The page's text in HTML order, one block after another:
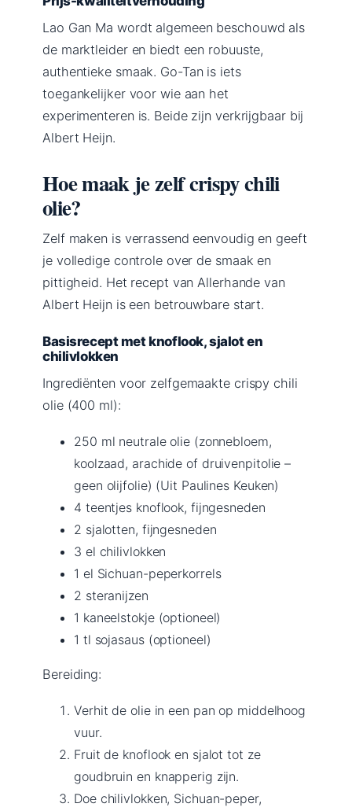
Lao Gan Ma wordt algemeen beschouwd als
de marktleider en biedt een robuuste,
authentieke smaak. Go-Tan is iets
toegankelijker voor wie aan het
experimenteren is. Beide zijn verkrijgbaar bij
Albert Heijn.
Hoe maak je zelf crispy chili
olie?
Zelf maken is verrassend eenvoudig en geeft
je volledige controle over de smaak en
pittigheid. Het recept van Allerhande van
Albert Heijn is een betrouwbare start.
Basisrecept met knoflook, sjalot en
chilivlokken
Ingrediënten voor zelfgemaakte crispy chili
olie (400 ml):
250 ml neutrale olie (zonnebloem,
koolzaad, arachide of druivenpitolie –
geen olijfolie) (Uit Paulines Keuken)
4 teentjes knoflook, fijngesneden
2 sjalotten, fijngesneden
3 el chilivlokken
1 el Sichuan-peperkorrels
2 steranijzen
1 kaneelstokje (optioneel)
1 tl sojasaus (optioneel)
Bereiding:
Verhit de olie in een pan op middelhoog
vuur.
Fruit de knoflook en sjalot tot ze
goudbruin en knapperig zijn.
Doe chilivlokken, Sichuan-peper,